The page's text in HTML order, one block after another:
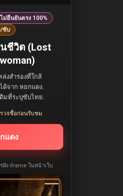
ไม่ยืนยันตรง 100%
/ซับ
ชีวิต (Lost
ล่งสำรองที่ใกล้
จาก หยกแดง.
มที่ระบุซับไทย.
วจชื่อก่อนรับชม
แดง
ฝัง iframe ในหน้าเว็บ